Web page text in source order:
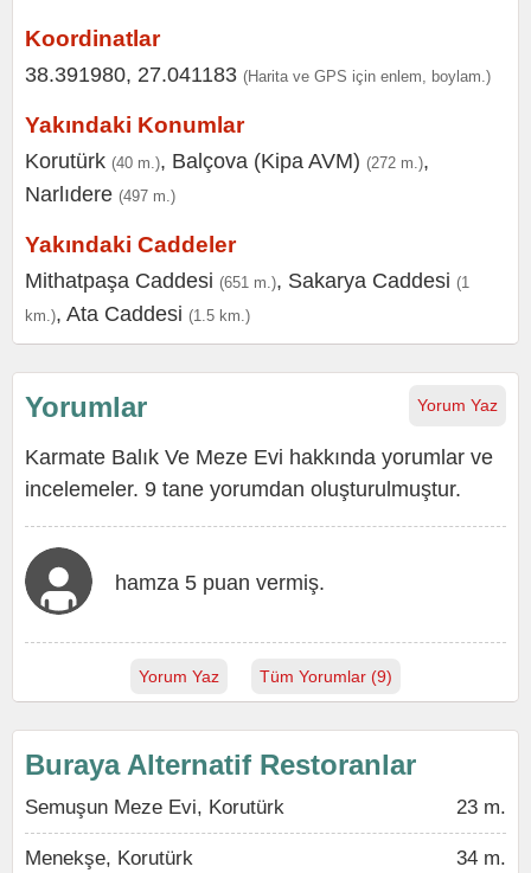
Koordinatlar
38.391980, 27.041183 (Harita ve GPS için enlem, boylam.)
Yakındaki Konumlar
Korutürk (40 m.), Balçova (Kipa AVM) (272 m.),
Narlıdere (497 m.)
Yakındaki Caddeler
Mithatpaşa Caddesi (651 m.), Sakarya Caddesi (1
km.), Ata Caddesi (1.5 km.)
Yorum Yaz
Yorumlar
Karmate Balık Ve Meze Evi hakkında yorumlar ve
incelemeler. 9 tane yorumdan oluşturulmuştur.
hamza 5 puan vermiş.
Yorum Yaz Tüm Yorumlar (9)
Buraya Alternatif Restoranlar
Semuşun Meze Evi, Korutürk 23 m.
Menekşe, Korutürk 34 m.